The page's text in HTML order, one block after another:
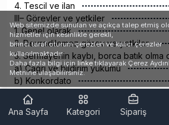
4. Tescil ve ilan
III– Görevler ve yetkiler
1. Genel olarak
2. Devredilemez görev ve yetkiler
3. Sermayenin kaybı, borca batık olma
a) Çağrı ve bildirim yükümü
b) Konkordato
4. Riskin erken saptanması ve yönetimi
5. Şirketin kendi paylarını iktisap veya
kabul etmesi
Ana Sayfa Kategori Sipariş
Web sitemizde sunulan ve açıkça talep etmiş
hizmetler için kesinlikle gerekli,
birinci taraf oturum çerezleri ve kalıcı çerezler
kullanılmaktadır.
Daha fazla bilgi için linke tıklayarak Çerez
Metnine ulaşabilirsiniz.